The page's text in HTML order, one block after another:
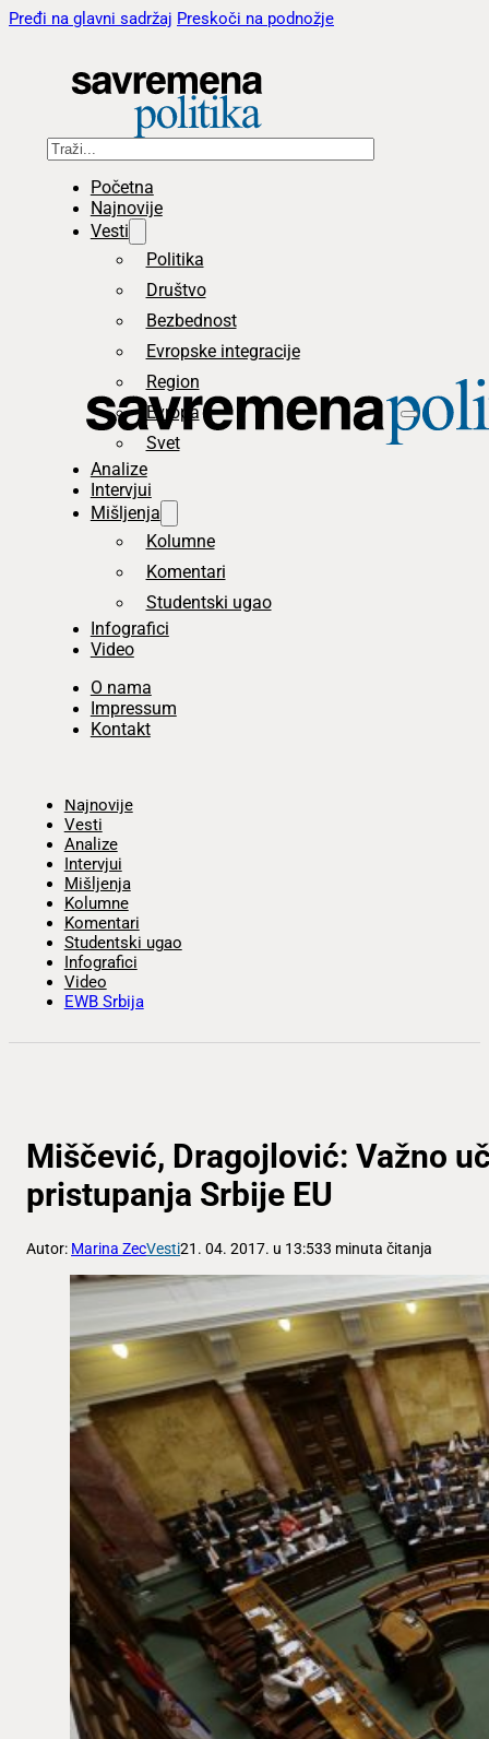
Pređi na glavni sadržaj Preskoči na podnožje
Pretraga
Početna
Najnovije
Vesti
Politika
Društvo
Bezbednost
Evropske integracije
Region
Evropa
Svet
Analize
Intervjui
Mišljenja
Kolumne
Komentari
Studentski ugao
Infografici
Video
O nama
Impressum
Kontakt
Najnovije
Vesti
Analize
Intervjui
Mišljenja
Kolumne
Komentari
Studentski ugao
Infografici
Video
EWB Srbija
Miščević, Dragojlović: Važno
pristupanja Srbije EU
Autor: Marina ZecVesti21. 04. 2017. u 13:533 minuta čitanja